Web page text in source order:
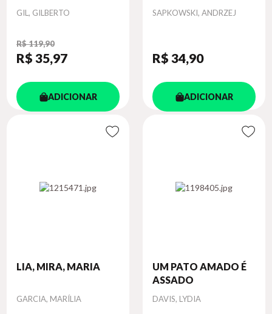
Autor
GIL, GILBERTO
R$ 119,90
R$ 35,97
ADICIONAR
Autor
SAPKOWSKI, ANDRZEJ
R$ 34,90
ADICIONAR
LIA, MIRA, MARIA
Autor
GARCIA, MARÍLIA
UM PATO AMADO É
ASSADO
Autor
DAVIS, LYDIA